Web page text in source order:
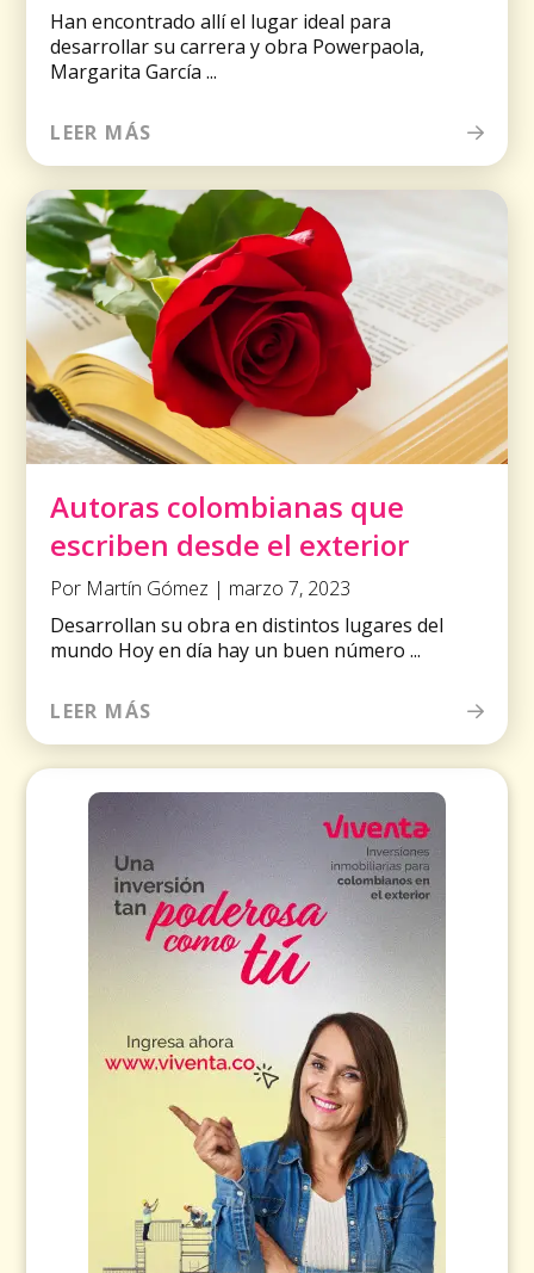
Han encontrado allí el lugar ideal para
desarrollar su carrera y obra Powerpaola,
Margarita García ...
LEER MÁS
Autoras colombianas que
escriben desde el exterior
Por Martín Gómez | marzo 7, 2023
Desarrollan su obra en distintos lugares del
mundo Hoy en día hay un buen número ...
LEER MÁS